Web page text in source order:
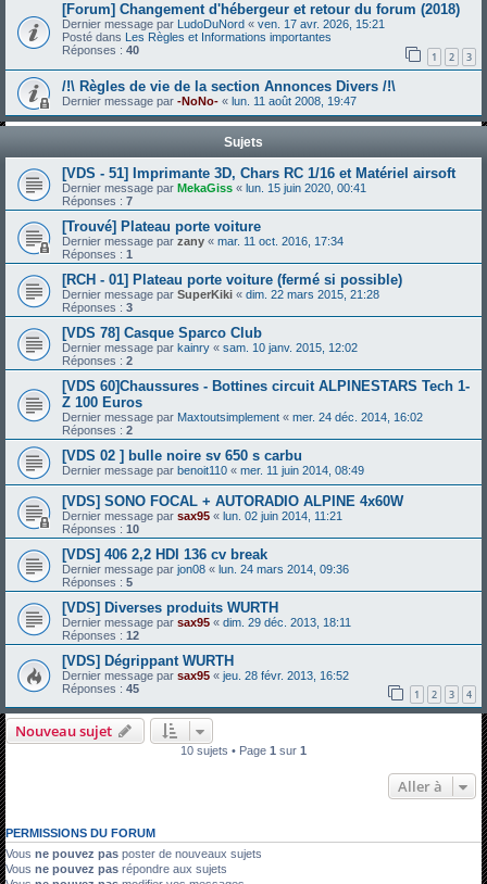
[Forum] Changement d'hébergeur et retour du forum (2018)
Dernier message par LudoDuNord « ven. 17 avr. 2026, 15:21
Posté dans Les Règles et Informations importantes
Réponses : 40 1 2 3
/!\ Règles de vie de la section Annonces Divers /!\
Dernier message par -NoNo- « lun. 11 août 2008, 19:47
Sujets
[VDS - 51] Imprimante 3D, Chars RC 1/16 et Matériel airsoft
Dernier message par MekaGiss « lun. 15 juin 2020, 00:41
Réponses : 7
[Trouvé] Plateau porte voiture
Dernier message par zany « mar. 11 oct. 2016, 17:34
Réponses : 1
[RCH - 01] Plateau porte voiture (fermé si possible)
Dernier message par SuperKiki « dim. 22 mars 2015, 21:28
Réponses : 3
[VDS 78] Casque Sparco Club
Dernier message par kainry « sam. 10 janv. 2015, 12:02
Réponses : 2
[VDS 60]Chaussures - Bottines circuit ALPINESTARS Tech 1-
Z 100 Euros
Dernier message par Maxtoutsimplement « mer. 24 déc. 2014, 16:02
Réponses : 2
[VDS 02 ] bulle noire sv 650 s carbu
Dernier message par benoit110 « mer. 11 juin 2014, 08:49
[VDS] SONO FOCAL + AUTORADIO ALPINE 4x60W
Dernier message par sax95 « lun. 02 juin 2014, 11:21
Réponses : 10
[VDS] 406 2,2 HDI 136 cv break
Dernier message par jon08 « lun. 24 mars 2014, 09:36
Réponses : 5
[VDS] Diverses produits WURTH
Dernier message par sax95 « dim. 29 déc. 2013, 18:11
Réponses : 12
[VDS] Dégrippant WURTH
Dernier message par sax95 « jeu. 28 févr. 2013, 16:52
Réponses : 45 1 2 3 4
Nouveau sujet
10 sujets • Page 1 sur 1
Aller à
PERMISSIONS DU FORUM
Vous ne pouvez pas poster de nouveaux sujets
Vous ne pouvez pas répondre aux sujets